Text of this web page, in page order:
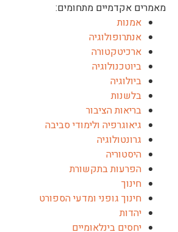
מאמרים אקדמיים מתחומים:
אמנות
אנתרופולוגיה
ארכיטקטורה
ביוטכנולוגיה
ביולוגיה
בלשנות
בריאות הציבור
גיאוגרפיה ולימודי סביבה
גרונטולוגיה
היסטוריה
הפרעות בתקשורת
חינוך
חינוך גופני ומדעי הספורט
יהדות
יחסים בינלאומיים